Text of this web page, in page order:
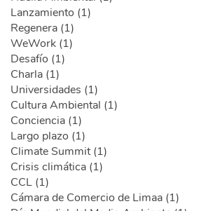
Lanzamiento (1)
Regenera (1)
WeWork (1)
Desafío (1)
Charla (1)
Universidades (1)
Cultura Ambiental (1)
Conciencia (1)
Largo plazo (1)
Climate Summit (1)
Crisis climática (1)
CCL (1)
Cámara de Comercio de Limaa (1)